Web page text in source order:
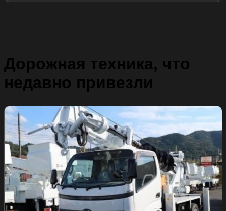
Дорожная техника, что
недавно привезли